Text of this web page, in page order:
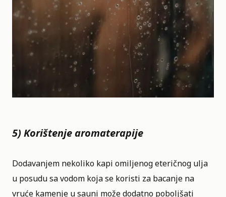
5) Korištenje aromaterapije
Dodavanjem nekoliko kapi omiljenog eteričnog ulja
u posudu sa vodom koja se koristi za bacanje na
vruće kamenje u sauni može dodatno poboljšati